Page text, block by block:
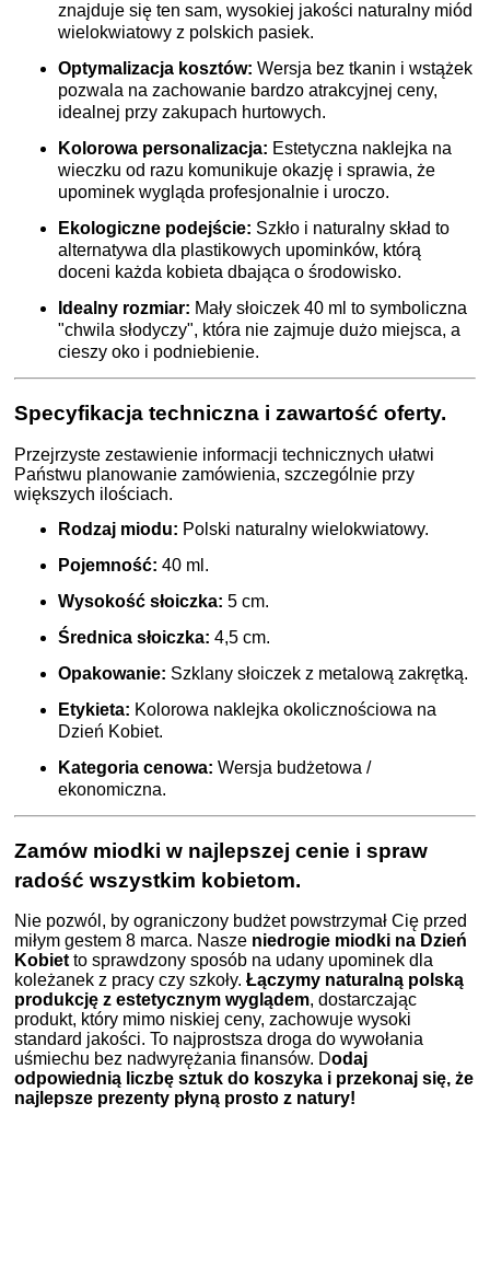
znajduje się ten sam, wysokiej jakości naturalny miód
wielokwiatowy z polskich pasiek.
Optymalizacja kosztów: Wersja bez tkanin i wstążek
pozwala na zachowanie bardzo atrakcyjnej ceny,
idealnej przy zakupach hurtowych.
Kolorowa personalizacja: Estetyczna naklejka na
wieczku od razu komunikuje okazję i sprawia, że
upominek wygląda profesjonalnie i uroczo.
Ekologiczne podejście: Szkło i naturalny skład to
alternatywa dla plastikowych upominków, którą
doceni każda kobieta dbająca o środowisko.
Idealny rozmiar: Mały słoiczek 40 ml to symboliczna
"chwila słodyczy", która nie zajmuje dużo miejsca, a
cieszy oko i podniebienie.
Specyfikacja techniczna i zawartość oferty.
Przejrzyste zestawienie informacji technicznych ułatwi
Państwu planowanie zamówienia, szczególnie przy
większych ilościach.
Rodzaj miodu: Polski naturalny wielokwiatowy.
Pojemność: 40 ml.
Wysokość słoiczka: 5 cm.
Średnica słoiczka: 4,5 cm.
Opakowanie: Szklany słoiczek z metalową zakrętką.
Etykieta: Kolorowa naklejka okolicznościowa na
Dzień Kobiet.
Kategoria cenowa: Wersja budżetowa /
ekonomiczna.
Zamów miodki w najlepszej cenie i spraw
radość wszystkim kobietom.
Nie pozwól, by ograniczony budżet powstrzymał Cię przed
miłym gestem 8 marca. Nasze niedrogie miodki na Dzień
Kobiet to sprawdzony sposób na udany upominek dla
koleżanek z pracy czy szkoły. Łączymy naturalną polską
produkcję z estetycznym wyglądem, dostarczając
produkt, który mimo niskiej ceny, zachowuje wysoki
standard jakości. To najprostsza droga do wywołania
uśmiechu bez nadwyrężania finansów. Dodaj
odpowiednią liczbę sztuk do koszyka i przekonaj się, że
najlepsze prezenty płyną prosto z natury!